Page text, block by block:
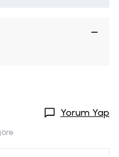
Yorum Yap